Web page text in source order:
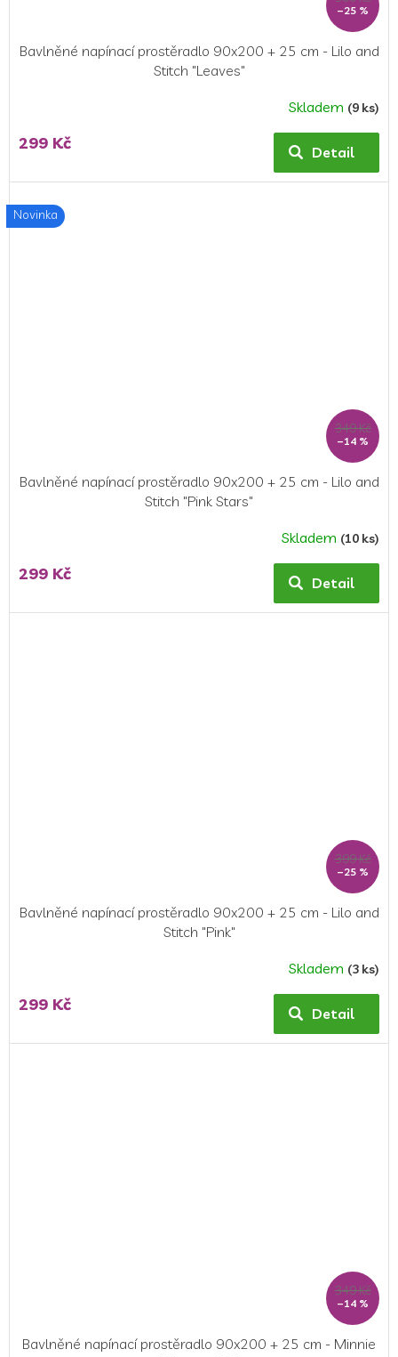
–25 %
Bavlněné napínací prostěradlo 90x200 + 25 cm - Lilo and
Stitch "Leaves"
Skladem (9 ks)
299 Kč Detail
Novinka
349 Kč
–14 %
Bavlněné napínací prostěradlo 90x200 + 25 cm - Lilo and
Stitch "Pink Stars"
Skladem (10 ks)
299 Kč Detail
399 Kč
–25 %
Bavlněné napínací prostěradlo 90x200 + 25 cm - Lilo and
Stitch "Pink"
Skladem (3 ks)
299 Kč Detail
349 Kč
–14 %
Bavlněné napínací prostěradlo 90x200 + 25 cm - Minnie